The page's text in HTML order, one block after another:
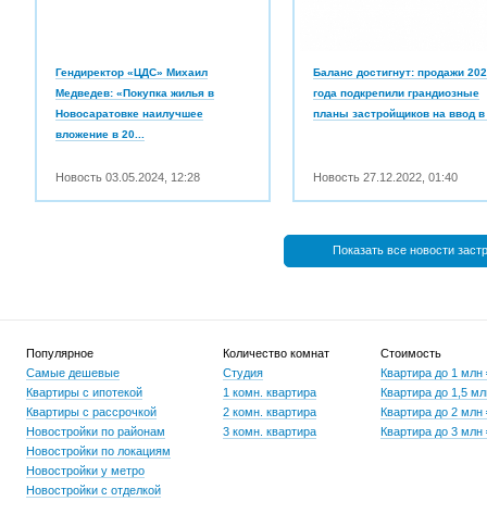
Гендиректор «ЦДС» Михаил
Медведев: «Покупка жилья в
Новосаратовке наилучшее
вложение в 20...
Новость03.05.2024 12:28
Баланс достигнут: продажи
года подкрепили грандиозные
планы застройщиков на ввод в
Новость27.12.2022 ,01:40
Показать все новости
Популярное
Самые дешевые
Квартиры с ипотекой
Квартиры с рассрочкой
Новостройки по районам
Новостройки по локациям
Новостройки у метро
Новостройки с отделкой
Количество комнат
Студия
1 комн. квартира
2 комн. квартира
3 комн. квартира
Стоимость
Квартира до 1 млн
Квартира до 1,5
Квартира до 2 млн
Квартира до 3 млн